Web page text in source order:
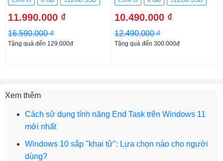
11.990.000 ₫
16.590.000 ₫
Tặng quà đến 129.000đ
10.490.000 ₫
12.490.000 ₫
Tặng quà đến 300.000đ
Xem thêm
Cách sử dụng tính năng End Task trên Windows 11
mới nhất
Windows 10 sắp "khai tử": Lựa chọn nào cho người
dùng?